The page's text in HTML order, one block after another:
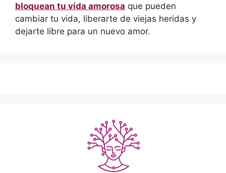
bloquean tu vida amorosa que pueden
cambiar tu vida, liberarte de viejas heridas y
dejarte libre para un nuevo amor.